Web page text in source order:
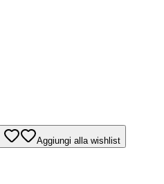
Aggiungi alla wishlist